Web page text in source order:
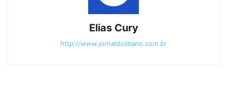
Elias Cury
http://www.jornaldolibano.com.br